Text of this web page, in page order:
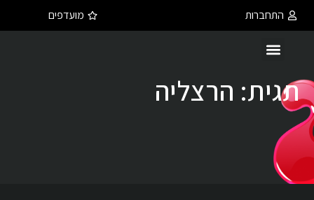
התחברות מועדפים
תגית: הרצליה